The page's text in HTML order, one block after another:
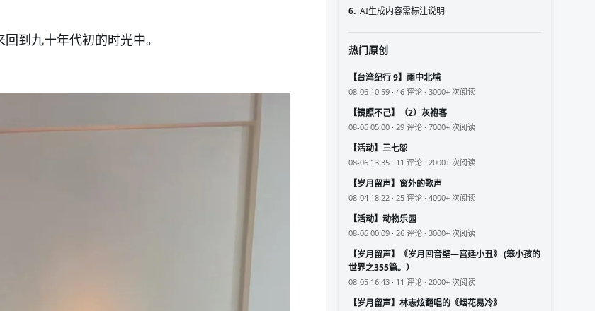
到九十年代初的时光中。
6. AI生成内容需标注说明
热门原创
【台湾纪行 9】雨中北埔
08-06 10:59 · 46 评论 · 3000+ 次阅读
【镜照不己】（2）灰袍客
08-06 05:00 · 29 评论 · 7000+ 次阅读
【活动】三七🐷
08-06 13:35 · 11 评论 · 2000+ 次阅读
【岁月留声】窗外的歌声
08-04 18:22 · 25 评论 · 4000+ 次阅读
【活动】动物乐园
08-06 00:09 · 26 评论 · 3000+ 次阅读
【岁月留声】《岁月回音壁—宫廷小丑》 (笨小孩的
世界之355篇。）
08-05 16:43 · 11 评论 · 2000+ 次阅读
【岁月留声】林志炫翻唱的《烟花易冷》